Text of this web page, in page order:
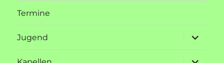
Termine
Jugend
öffnen